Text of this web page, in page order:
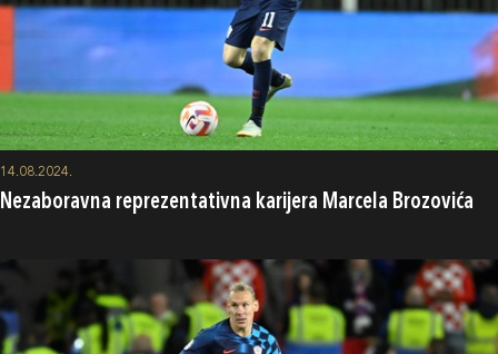
14.08.2024.
Nezaboravna reprezentativna karijera Marcela Brozovića